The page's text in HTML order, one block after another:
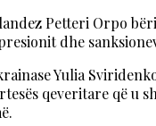
Petteri Orpo
dhe
Yulia
qeveritare që u